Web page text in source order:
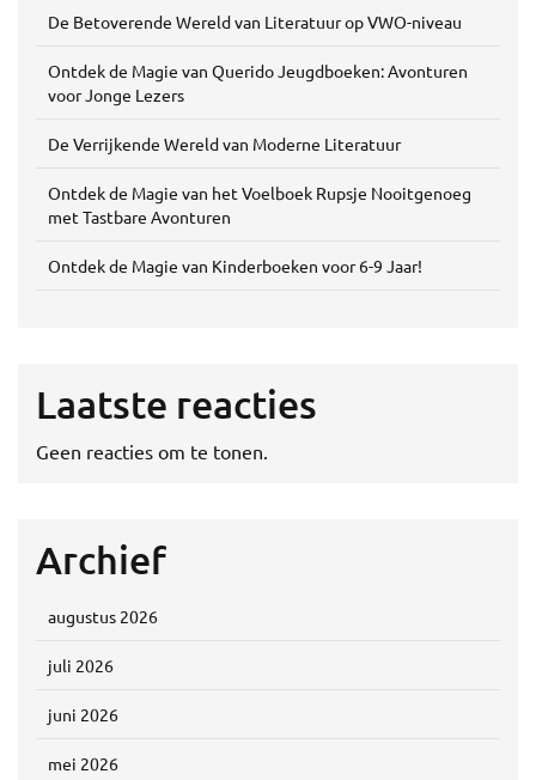
De Betoverende Wereld van Literatuur op VWO-niveau
Ontdek de Magie van Querido Jeugdboeken: Avonturen
voor Jonge Lezers
De Verrijkende Wereld van Moderne Literatuur
Ontdek de Magie van het Voelboek Rupsje Nooitgenoeg
met Tastbare Avonturen
Ontdek de Magie van Kinderboeken voor 6-9 Jaar!
Laatste reacties
Geen reacties om te tonen.
Archief
augustus 2026
juli 2026
juni 2026
mei 2026